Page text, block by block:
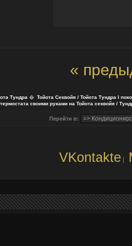
«
Тундра � Тойота Секвойя / Тойота Тундра I
своими руками на Тойота секвойя /
Перейти в:
VKontakte